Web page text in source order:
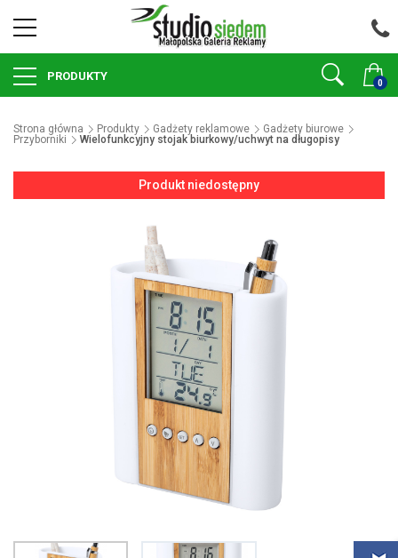
0
PRODUKTY
Strona główna Produkty Gadżety reklamowe
Gadżety biurowe
Przyborniki
Wielofunkcyjny stojak biurkowy/uchwyt na długopisy
Produkt niedostępny